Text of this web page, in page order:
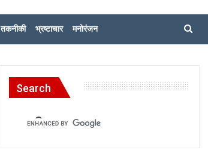
तकनीकी भ्रष्टाचार मनोरंजन
Search